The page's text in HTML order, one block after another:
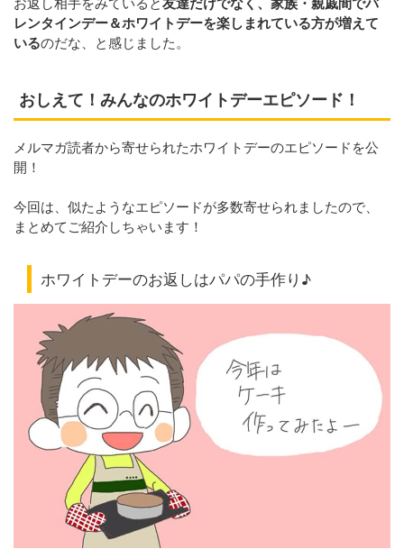
レンタインデー＆ホワイトデーを楽しまれている方が増えて
いるのだな、と感じました。
おしえて！みんなのホワイトデーエピソード！
メルマガ読者から寄せられたホワイトデーのエピソードを公
開！
今回は、似たようなエピソードが多数寄せられましたので、
まとめてご紹介しちゃいます！
ホワイトデーのお返しはパパの手作り♪